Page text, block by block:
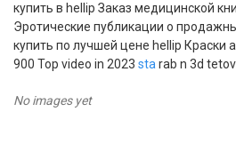
купить в hellip Заказ медицинской
Эротические публикации о
купить по лучшей цене hellip Краски
900 Top video in 2023 sta rab n 3d
No images yet